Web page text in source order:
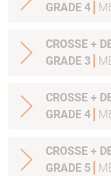
GRADE 4
CROSSE +
GRADE 3
CROSSE +
GRADE 4
CROSSE +
GRADE 5